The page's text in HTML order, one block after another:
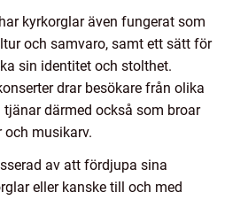
kyrkorglar även fungerat som
och samvaro, samt ett sätt för
sin identitet och stolthet.
drar besökare från olika
tjänar därmed också som broar
och musikarv.
av att fördjupa sina
eller kanske till och med